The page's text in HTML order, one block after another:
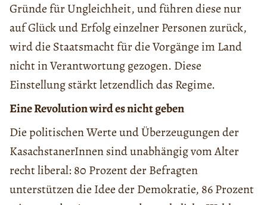
Gründe für Ungleichheit, und führen diese nur
auf Glück und Erfolg einzelner Personen zurück,
wird die Staatsmacht für die Vorgänge im Land
nicht in Verantwortung gezogen. Diese
Einstellung stärkt letzendlich das Regime.
Eine Revolution wird es nicht geben
Die politischen Werte und Überzeugungen der
KasachstanerInnen sind unabhängig vom Alter
recht liberal: 80 Prozent der Befragten
unterstützen die Idee der Demokratie, 86 Prozent